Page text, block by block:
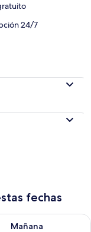
24/7
fechas
ago 8
Mañana
la disponibilidad